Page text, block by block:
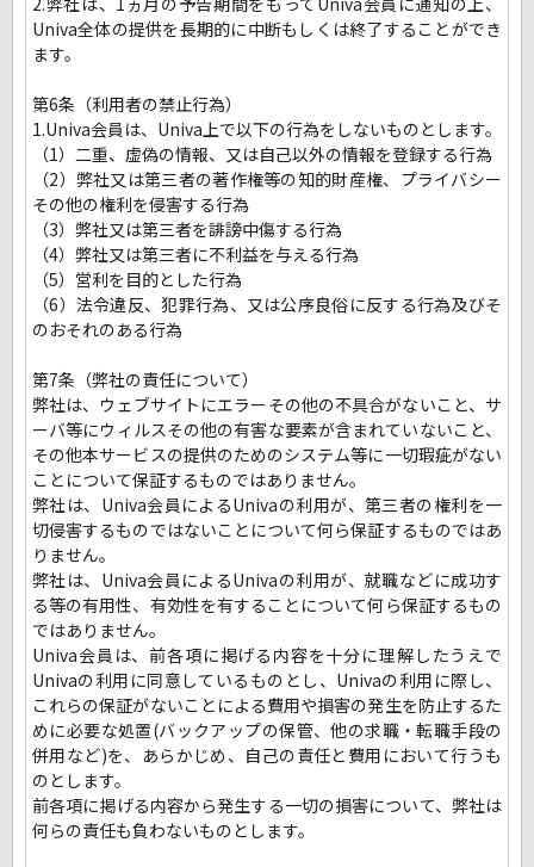
Univa全体の提供を長期的に中断もしくは終了することができ
ます。
第6条（利用者の禁止行為）
1.Univa会員は、Univa上で以下の行為をしないものとします。
（1）二重、虚偽の情報、又は自己以外の情報を登録する行為
（2）弊社又は第三者の著作権等の知的財産権、プライバシー
その他の権利を侵害する行為
（3）弊社又は第三者を誹謗中傷する行為
（4）弊社又は第三者に不利益を与える行為
（5）営利を目的とした行為
（6）法令違反、犯罪行為、又は公序良俗に反する行為及びそ
のおそれのある行為
第7条（弊社の責任について）
弊社は、ウェブサイトにエラーその他の不具合がないこと、サ
ーバ等にウィルスその他の有害な要素が含まれていないこと、
その他本サービスの提供のためのシステム等に一切瑕疵がない
ことについて保証するものではありません。
弊社は、Univa会員によるUnivaの利用が、第三者の権利を一
切侵害するものではないことについて何ら保証するものではあ
りません。
弊社は、Univa会員によるUnivaの利用が、就職などに成功す
る等の有用性、有効性を有することについて何ら保証するもの
ではありません。
Univa会員は、前各項に掲げる内容を十分に理解したうえで
Univaの利用に同意しているものとし、Univaの利用に際し、
これらの保証がないことによる費用や損害の発生を防止するた
めに必要な処置(バックアップの保管、他の求職・転職手段の
併用など)を、あらかじめ、自己の責任と費用において行うも
のとします。
前各項に掲げる内容から発生する一切の損害について、弊社は
何らの責任も負わないものとします。